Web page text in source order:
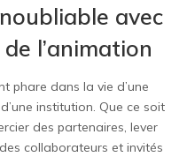
avec
l’animation
phare dans la vie d’une
institution. Que ce soit
des partenaires, lever
collaborateurs et invités